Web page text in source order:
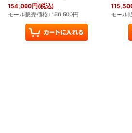
154,000円(税込)
モール販売価格: 159,500円
モール